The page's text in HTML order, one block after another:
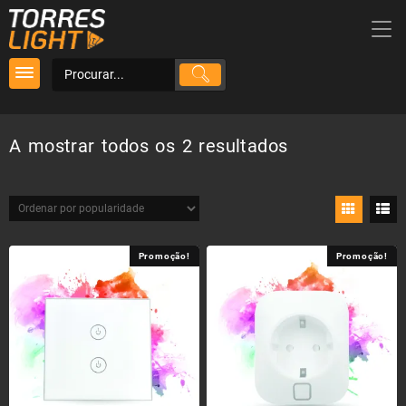
Skip
content
A mostrar todos os 2 resultadosOrdenado
popularidade
Promoção! Promoção!